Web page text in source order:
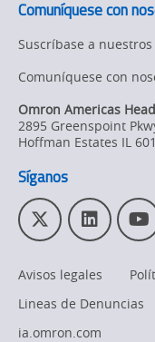
Comuníquese con
Suscríbase a
Comuníquese con
Omron Americas
2895 Greenspoint
Hoffman Estates IL
Síganos
T
w
t
t
r
L
i
k
e
I
Y
o
u
T
u
Avisos legales
Lineas de Denuncias
ia.omron.com